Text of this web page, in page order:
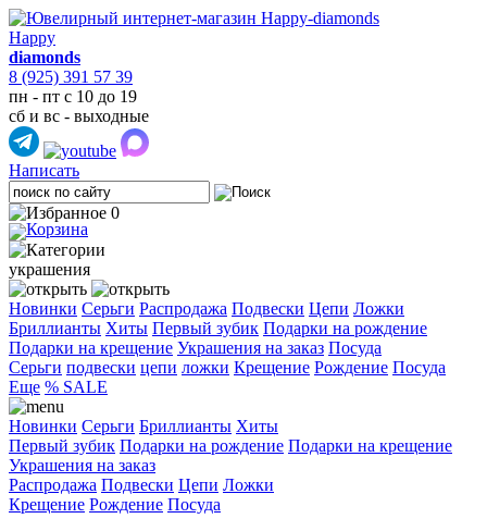
Happy
diamonds
8 (925) 391 57 39
пн - пт с 10 до 19
сб и вс - выходные
Написать
0
украшения
Новинки Серьги Распродажа Подвески Цепи Ложки
Бриллианты Хиты Первый зубик Подарки на рождение
Подарки на крещение Украшения на заказ Посуда
Cерьги подвески цепи ложки Крещение Рождение Посуда
Еще % SALE
Новинки Серьги Бриллианты Хиты
Первый зубик Подарки на рождение Подарки на крещение
Украшения на заказ
Распродажа Подвески Цепи Ложки
Крещение Рождение Посуда